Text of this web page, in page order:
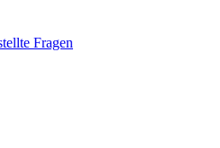
Fragen